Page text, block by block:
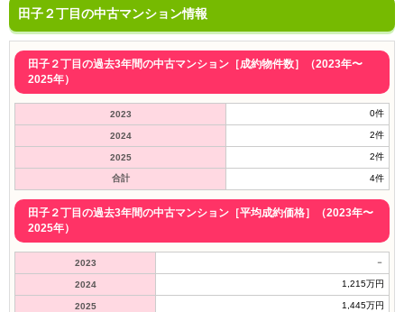
田子２丁目の中古マンション情報
田子２丁目の過去3年間の中古マンション［成約物件数］（2023年〜
2025年）
2023 0件
2024 2件
2025 2件
合計 4件
田子２丁目の過去3年間の中古マンション［平均成約価格］（2023年〜
2025年）
2023 －
2024 1,215万円
2025 1,445万円